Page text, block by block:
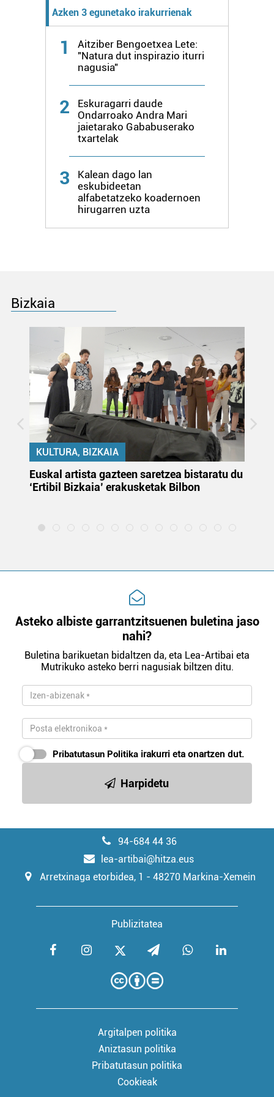
Azken 3 egunetako irakurrienak
1
Aitziber Bengoetxea Lete:
"Natura dut inspirazio iturri
nagusia"
2
Eskuragarri daude
Ondarroako Andra Mari
jaietarako Gababuserako
txartelak
3
Kalean dago lan
eskubideetan
alfabetatzeko koadernoen
hirugarren uzta
Bizkaia
KULTURA, BIZKAIA
Euskal artista gazteen saretzea bistaratu du
‘Ertibil Bizkaia’ erakusketak Bilbon
Asteko albiste garrantzitsuenen buletina jaso
nahi?
Buletina barikuetan bidaltzen da, eta Lea-Artibai eta
Mutrikuko asteko berri nagusiak biltzen ditu.
Pribatutasun Politika irakurri eta onartzen dut.
Harpidetu
94-684 44 36
lea-artibai@hitza.eus
Arretxinaga etorbidea, 1 - 48270 Markina-Xemein
Publizitatea
Argitalpen politika
Aniztasun politika
Pribatutasun politika
Cookieak